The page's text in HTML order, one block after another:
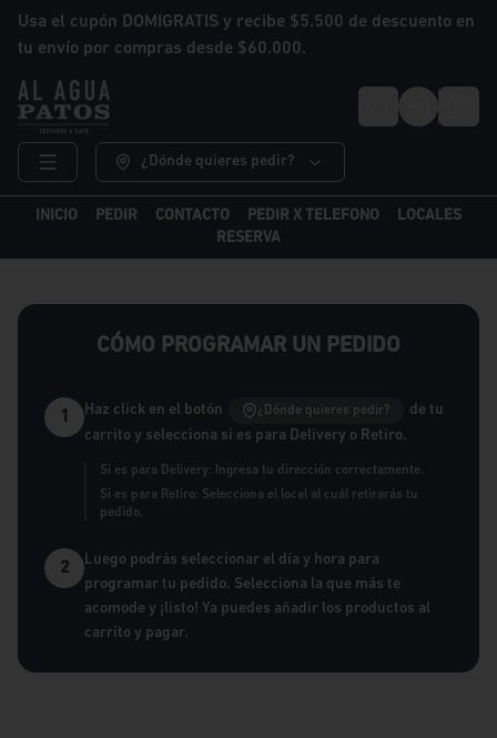
Usa el cupón DOMIGRATIS y recibe $5.500 de descuento en
tu envío por compras desde $60.000.
Login
¿Dónde quieres pedir?
INICIO PEDIR CONTACTO PEDIR X TELEFONO
LOCALES
RESERVA
CÓMO PROGRAMAR UN PEDIDO
1 Haz click en el botón ¿Dónde quieres pedir?
de tu
carrito y selecciona si es para Delivery o Retiro.
Si es para Delivery: Ingresa tu dirección correctamente.
Si es para Retiro: Selecciona el local al cuál retirarás tu
pedido.
2
Luego podrás seleccionar el día y hora para
programar tu pedido. Selecciona la que más te
acomode y ¡listo! Ya puedes añadir los productos al
carrito y pagar.